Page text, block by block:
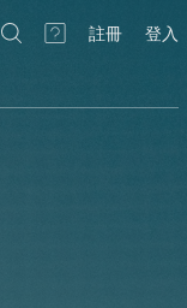
註冊 登入